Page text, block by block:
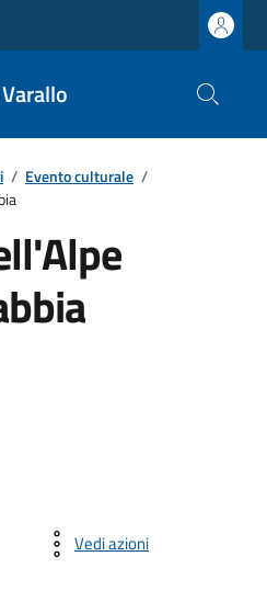
/ Evento culturale /
Vedi azioni